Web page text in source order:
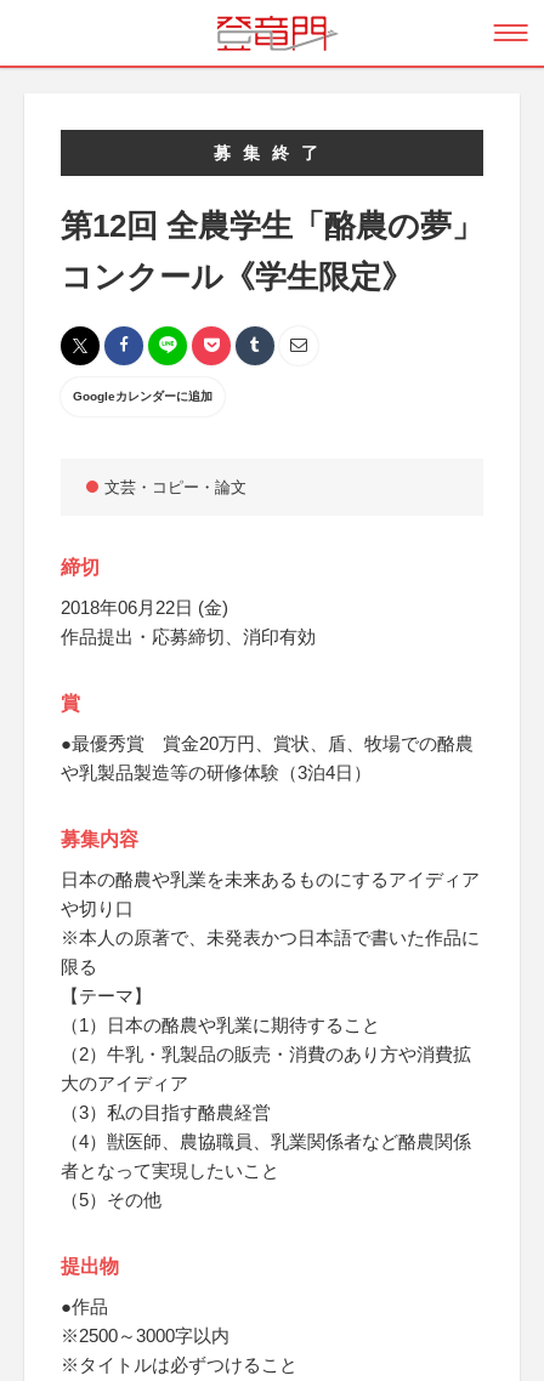
募集終了
第12回 全農学生「酪農の夢」
コンクール《学生限定》
Googleカレンダーに追加
文芸・コピー・論文
締切
2018年06月22日 (金)
作品提出・応募締切、消印有効
賞
●最優秀賞 賞金20万円、賞状、盾、牧場での酪農
や乳製品製造等の研修体験（3泊4日）
募集内容
日本の酪農や乳業を未来あるものにするアイディア
や切り口
※本人の原著で、未発表かつ日本語で書いた作品に
限る
【テーマ】
（1）日本の酪農や乳業に期待すること
（2）牛乳・乳製品の販売・消費のあり方や消費拡
大のアイディア
（3）私の目指す酪農経営
（4）獣医師、農協職員、乳業関係者など酪農関係
者となって実現したいこと
（5）その他
提出物
●作品
※2500～3000字以内
※タイトルは必ずつけること